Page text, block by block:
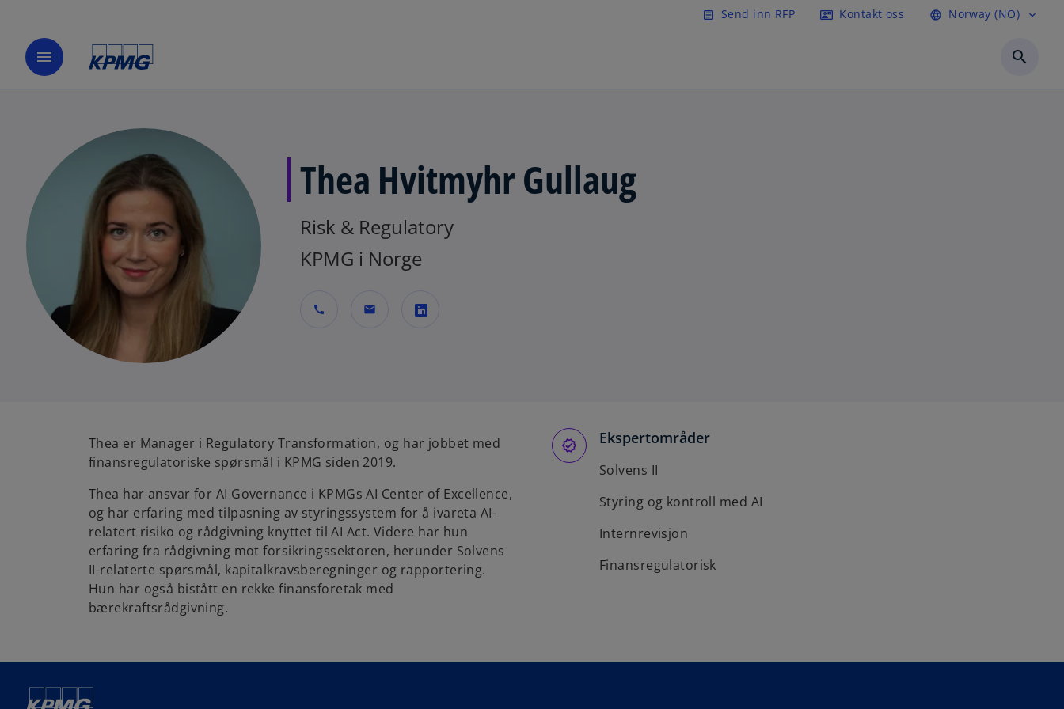
article Send inn RFP contact_mail Kontakt oss language Norway (NO) expand_more
menu search
Thea Hvitmyhr Gullaug
Risk & Regulatory
KPMG i Norge
call mail
i
n
e
w
t
a
Thea er Manager i Regulatory Transformation, og har jobbet med
finansregulatoriske spørsmål i KPMG siden 2019.
Thea har ansvar for AI Governance i KPMGs AI Center of Excellence,
og har erfaring med tilpasning av styringssystem for å ivareta AI-
relatert risiko og rådgivning knyttet til AI Act. Videre har hun
erfaring fra rådgivning mot forsikringssektoren, herunder Solvens
II-relaterte spørsmål, kapitalkravsberegninger og rapportering.
Hun har også bistått en rekke finansforetak med
bærekraftsrådgivning.
Ekspertområder
Solvens II
Styring og kontroll med AI
Internrevisjon
Finansregulatorisk